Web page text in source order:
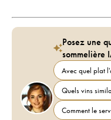
Posez une
sommelière
Avec quel plat
Quels vins
Comment le